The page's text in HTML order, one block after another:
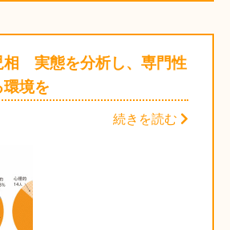
相 実態を分析し、専門性
境を
続きを読む